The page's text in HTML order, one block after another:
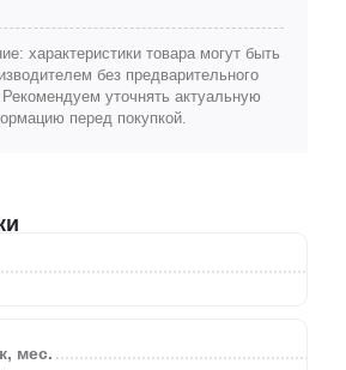
характеристики товара могут быть
без предварительного
уточнять актуальную
перед покупкой.
мес.